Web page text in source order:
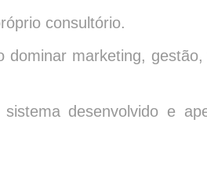
consultório.
marketing,
desenvolvido e